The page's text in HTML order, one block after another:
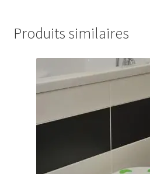
Produits similaires